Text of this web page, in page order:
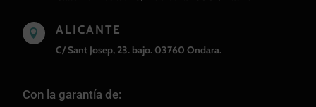
 ALICANTE
C/ Sant Josep, 23. bajo. 03760 Ondara.
Con la garantía de: